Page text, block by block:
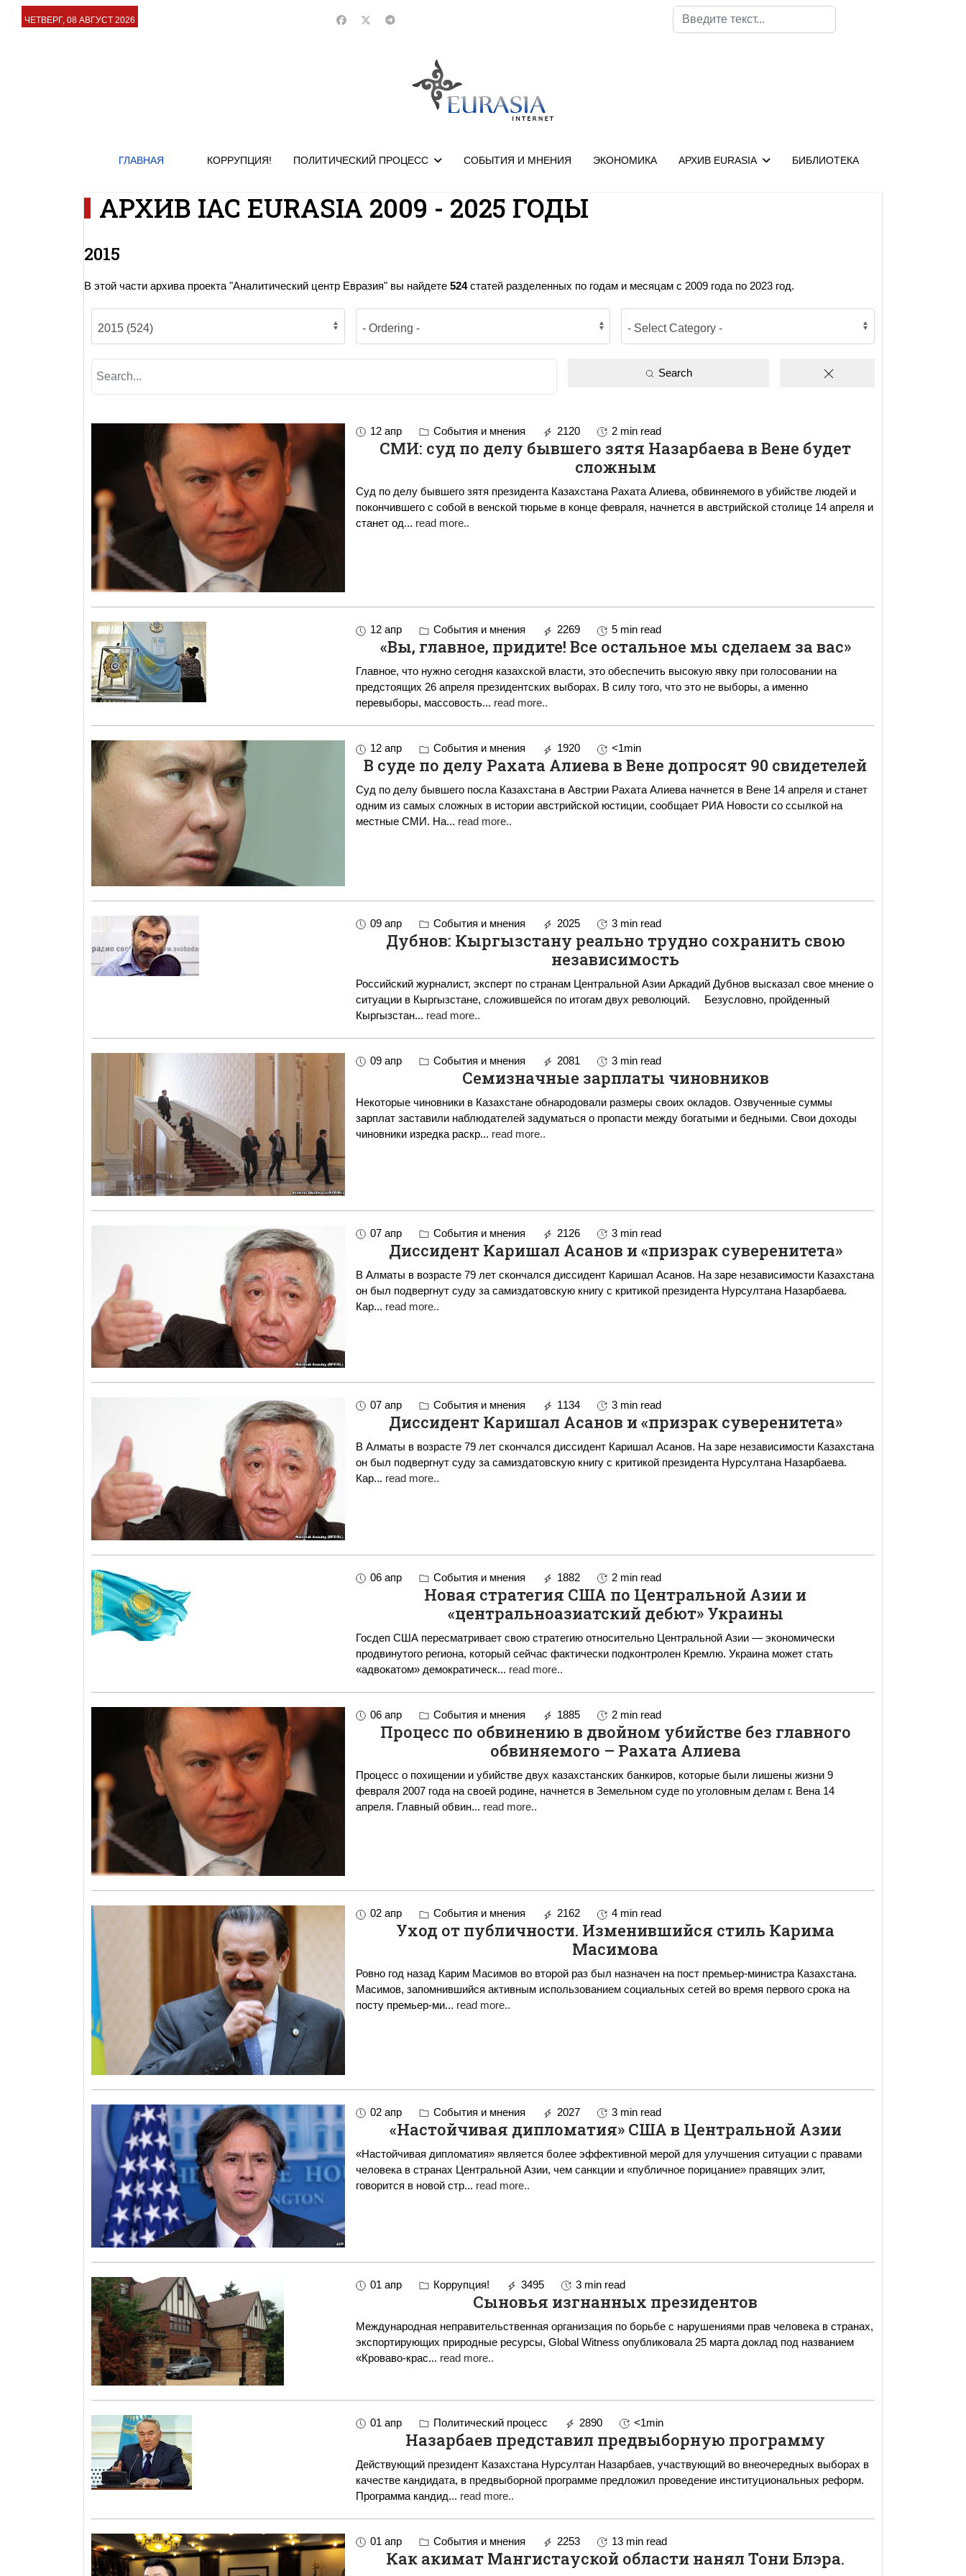
ЧЕТВЕРГ, 08 АВГУСТ 2026
Поиск
ГЛАВНАЯ КОРРУПЦИЯ! ПОЛИТИЧЕСКИЙ ПРОЦЕСС СОБЫТИЯ И МНЕНИЯ ЭКОНОМИКА АРХИВ EURASIA БИБЛИОТЕКА
АРХИВ IAC EURASIA 2009 - 2025 ГОДЫ
2015
В этой части архива проекта "Аналитический центр Евразия" вы найдете 524статей разделенных по годам и месяцам с 2009 года по 2023 год.
Search
12 апр События и мнения 2120 2 min read
СМИ: суд по делу бывшего зятя Назарбаева в Вене будет
сложным
Суд по делу бывшего зятя президента Казахстана Рахата Алиева, обвиняемого в убийстве людей и
покончившего с собой в венской тюрьме в конце февраля, начнется в австрийской столице 14 апреля и
станет од... read more..
12 апр События и мнения 2269 5 min read
«Вы, главное, придите! Все остальное мы сделаем за вас»
Главное, что нужно сегодня казахской власти, это обеспечить высокую явку при голосовании на
предстоящих 26 апреля президентских выборах. В силу того, что это не выборы, а именно
перевыборы, массовость... read more..
12 апр События и мнения 1920 <1min
В суде по делу Рахата Алиева в Вене допросят 90 свидетелей
Суд по делу бывшего посла Казахстана в Австрии Рахата Алиева начнется в Вене 14 апреля и станет
одним из самых сложных в истории австрийской юстиции, сообщает РИА Новости со ссылкой на
местные СМИ. На... read more..
09 апр События и мнения 2025 3 min read
Дубнов: Кыргызстану реально трудно сохранить свою
независимость
Российский журналист, эксперт по странам Центральной Азии Аркадий Дубнов высказал свое мнение о
ситуации в Кыргызстане, сложившейся по итогам двух революций. Безусловно, пройденный
Кыргызстан... read more..
09 апр События и мнения 2081 3 min read
Семизначные зарплаты чиновников
Некоторые чиновники в Казахстане обнародовали размеры своих окладов. Озвученные суммы
зарплат заставили наблюдателей задуматься о пропасти между богатыми и бедными. Свои доходы
чиновники изредка раскр... read more..
07 апр События и мнения 2126 3 min read
Диссидент Каришал Асанов и «призрак суверенитета»
В Алматы в возрасте 79 лет скончался диссидент Каришал Асанов. На заре независимости Казахстана
он был подвергнут суду за самиздатовскую книгу с критикой президента Нурсултана Назарбаева.
Кар... read more..
07 апр События и мнения 1134 3 min read
Диссидент Каришал Асанов и «призрак суверенитета»
В Алматы в возрасте 79 лет скончался диссидент Каришал Асанов. На заре независимости Казахстана
он был подвергнут суду за самиздатовскую книгу с критикой президента Нурсултана Назарбаева.
Кар... read more..
06 апр События и мнения 1882 2 min read
Новая стратегия США по Центральной Азии и
«центральноазиатский дебют» Украины
Госдеп США пересматривает свою стратегию относительно Центральной Азии — экономически
продвинутого региона, который сейчас фактически подконтролен Кремлю. Украина может стать
«адвокатом» демократическ... read more..
06 апр События и мнения 1885 2 min read
Процесс по обвинению в двойном убийстве без главного
обвиняемого – Рахата Алиева
Процесс о похищении и убийстве двух казахстанских банкиров, которые были лишены жизни 9
февраля 2007 года на своей родине, начнется в Земельном суде по уголовным делам г. Вена 14
апреля. Главный обвин... read more..
02 апр События и мнения 2162 4 min read
Уход от публичности. Изменившийся стиль Карима
Масимова
Ровно год назад Карим Масимов во второй раз был назначен на пост премьер-министра Казахстана.
Масимов, запомнившийся активным использованием социальных сетей во время первого срока на
посту премьер-ми... read more..
02 апр События и мнения 2027 3 min read
«Настойчивая дипломатия» США в Центральной Азии
«Настойчивая дипломатия» является более эффективной мерой для улучшения ситуации с правами
человека в странах Центральной Азии, чем санкции и «публичное порицание» правящих элит,
говорится в новой стр... read more..
01 апр Коррупция! 3495 3 min read
Сыновья изгнанных президентов
Международная неправительственная организация по борьбе с нарушениями прав человека в странах,
экспортирующих природные ресурсы, Global Witness опубликовала 25 марта доклад под названием
«Кроваво-крас... read more..
01 апр Политический процесс 2890 <1min
Назарбаев представил предвыборную программу
Действующий президент Казахстана Нурсултан Назарбаев, участвующий во внеочередных выборах в
качестве кандидата, в предвыборной программе предложил проведение институциональных реформ.
Программа кандид... read more..
01 апр События и мнения 2253 13 min read
Как акимат Мангистауской области нанял Тони Блэра.